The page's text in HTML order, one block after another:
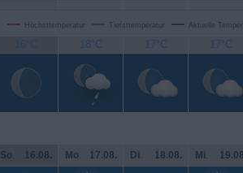
Höchsttemperatur Tiefsttemperatur Aktuelle
16°C 18°C 17°C 17°C
So. 16.08. Mo. 17.08. Di. 18.08. Mi.